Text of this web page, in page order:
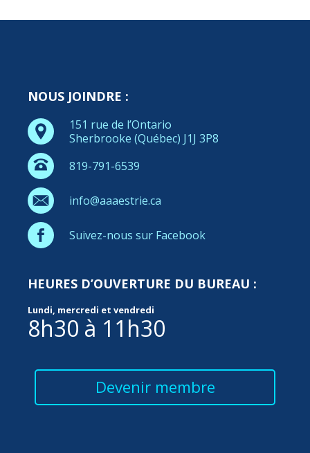
NOUS JOINDRE :
151 rue de l’Ontario
Sherbrooke (Québec) J1J 3P8
819-791-6539
info@aaaestrie.ca
Suivez-nous sur Facebook
HEURES D’OUVERTURE DU BUREAU :
Lundi, mercredi et vendredi
8h30 à 11h30
Devenir membre